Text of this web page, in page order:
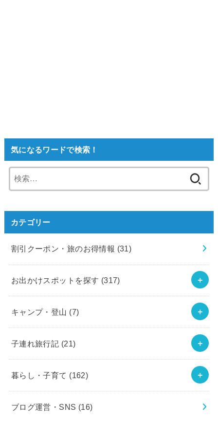
気になるワードで検索！
索:
カテゴリー
割引クーポン・旅のお得情報 (31)
お出かけスポットを探す (317)
キャンプ・登山 (7)
子連れ旅行記 (21)
暮らし・子育て (162)
ブログ運営・SNS (16)